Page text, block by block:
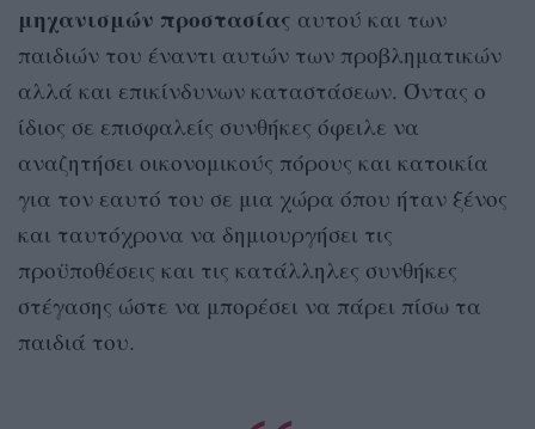
μηχανισμών προστασίας αυτού και των
παιδιών του έναντι αυτών των προβληματικών
αλλά και επικίνδυνων καταστάσεων. Όντας ο
ίδιος σε επισφαλείς συνθήκες όφειλε να
αναζητήσει οικονομικούς πόρους και κατοικία
για τον εαυτό του σε μια χώρα όπου ήταν ξένος
και ταυτόχρονα να δημιουργήσει τις
προϋποθέσεις και τις κατάλληλες συνθήκες
στέγασης ώστε να μπορέσει να πάρει πίσω τα
παιδιά του.